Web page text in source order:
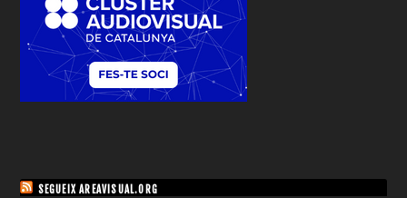
SEGUEIX AREAVISUAL.ORG